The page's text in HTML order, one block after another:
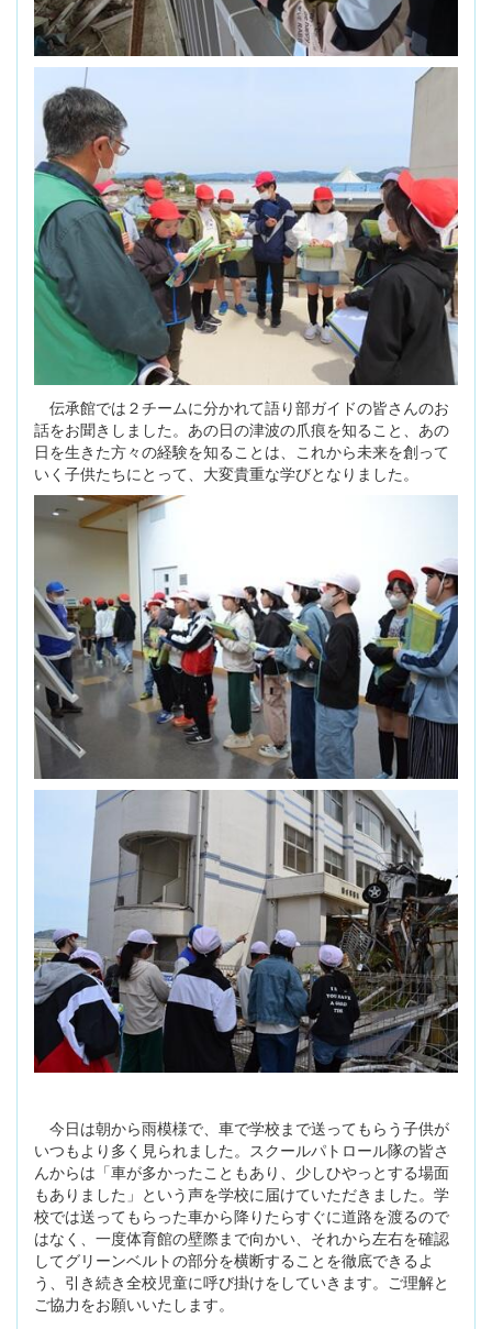
伝承館では２チームに分かれて語り部ガイドの皆さんのお
話をお聞きしました。あの日の津波の爪痕を知ること、あの
日を生きた方々の経験を知ることは、これから未来を創って
いく子供たちにとって、大変貴重な学びとなりました。
今日は朝から雨模様で、車で学校まで送ってもらう子供が
いつもより多く見られました。スクールパトロール隊の皆さ
んからは「車が多かったこともあり、少しひやっとする場面
もありました」という声を学校に届けていただきました。学
校では送ってもらった車から降りたらすぐに道路を渡るので
はなく、一度体育館の壁際まで向かい、それから左右を確認
してグリーンベルトの部分を横断することを徹底できるよ
う、引き続き全校児童に呼び掛けをしていきます。ご理解と
ご協力をお願いいたします。